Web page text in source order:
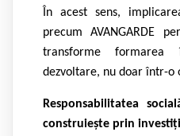
În acest sens,
precum AVANGARDE
transforme formarea
dezvoltare, nu doar într-o
Responsabilitatea
construiește prin